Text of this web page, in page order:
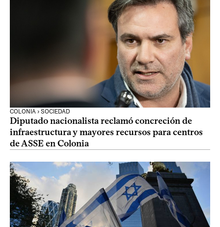
COLONIA › SOCIEDAD
Diputado nacionalista reclamó concreción de
infraestructura y mayores recursos para centros
de ASSE en Colonia